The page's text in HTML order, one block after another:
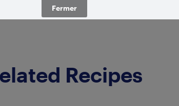
Recipes
Fermer